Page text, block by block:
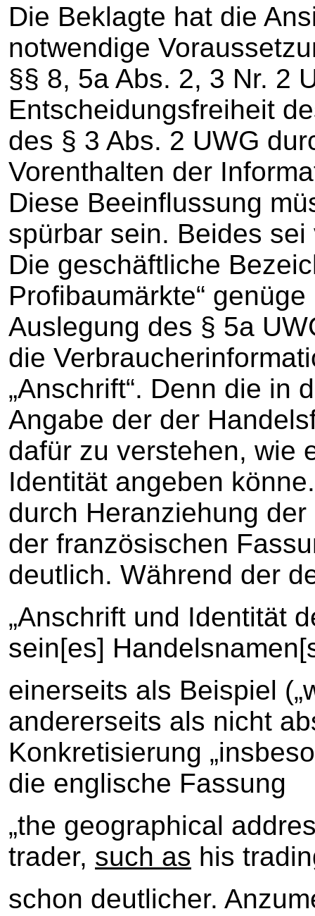
Die Beklagte hat die
notwendige
§§ 8, 5a Abs. 2, 3 Nr. 2
Entscheidungsfreiheit
des § 3 Abs. 2 UWG
Vorenthalten der
Diese Beeinflussung
spürbar sein. Beides
Die geschäftliche
Profibaumärkte“
Auslegung des § 5a
die
„Anschrift“. Denn die in
Angabe der der
dafür zu verstehen, wie
Identität angeben
durch Heranziehung
der französischen
deutlich. Während der
„Anschrift und Identität
sein[es]
einerseits als Beispiel
andererseits als nicht
Konkretisierung
die englische Fassung
„the geographical
trader, such as his
schon deutlicher.